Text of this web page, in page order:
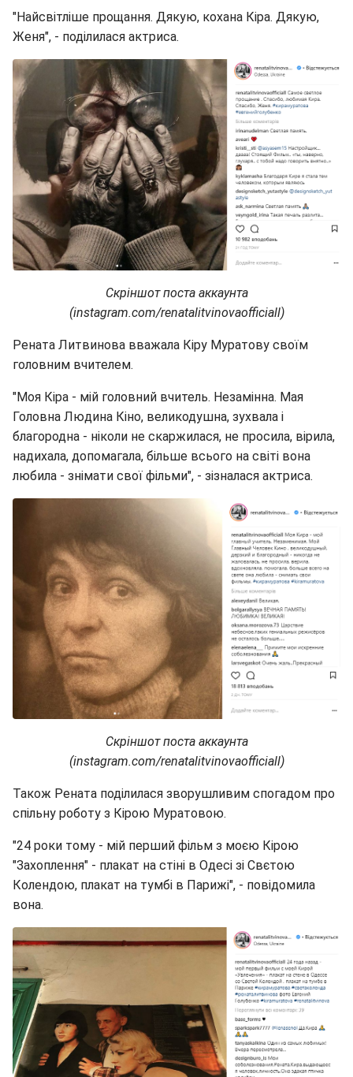
"Найсвітліше прощання. Дякую, кохана Кіра. Дякую,
Женя", - поділилася актриса.
Скріншот поста аккаунта
(instagram.com/renatalitvinovaofficiall)
Рената Литвинова вважала Кіру Муратову своїм
головним вчителем.
"Моя Кіра - мій головний вчитель. Незамінна. Мая
Головна Людина Кіно, великодушна, зухвала і
благородна - ніколи не скаржилася, не просила, вірила,
надихала, допомагала, більше всього на світі вона
любила - знімати свої фільми", - зізналася актриса.
Скріншот поста аккаунта
(instagram.com/renatalitvinovaofficiall)
Також Рената поділилася зворушливим спогадом про
спільну роботу з Кірою Муратовою.
"24 роки тому - мій перший фільм з моєю Кірою
"Захоплення" - плакат на стіні в Одесі зі Свєтою
Колендою, плакат на тумбі в Парижі", - повідомила
вона.